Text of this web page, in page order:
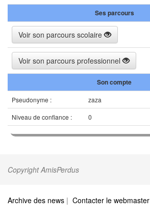
Ses parcours
Voir son parcours scolaire
Voir son parcours professionnel
Son compte
Pseudonyme :
zaza
Niveau de confiance :
0
Copyright AmisPerdus
Archive des news | Contacter le webmaster